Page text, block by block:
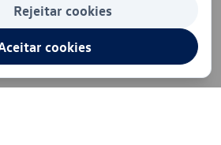
Rejeitar cookies
cookies